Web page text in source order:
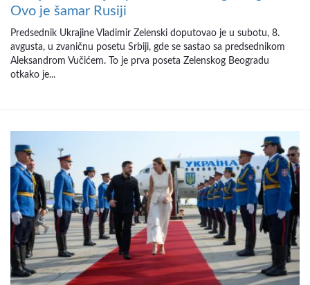
Ovo je šamar Rusiji
Predsednik Ukrajine Vladimir Zelenski doputovao je u subotu, 8.
avgusta, u zvaničnu posetu Srbiji, gde se sastao sa predsednikom
Aleksandrom Vučićem. To je prva poseta Zelenskog Beogradu
otkako je...